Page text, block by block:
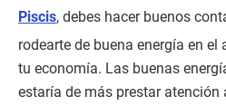
Piscis, debes hacer buenos
rodearte de buena energía en
tu economía. Las buenas
estaría de más prestar atención